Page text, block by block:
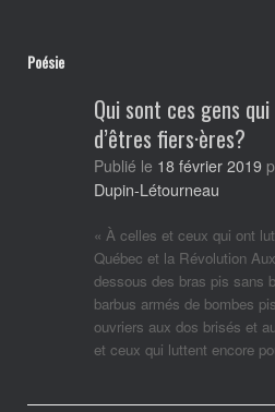
Poésie
Qui sont ces gens
d’êtres fiers·ères?
Publié le 18 février 2019
Dupin-Létourneau
« À celles et ceux qui ont
Québec et la Révolution
dessous des bras pis sans
barbus armés de bombes
ouvriers aux dos brisés et
et ceux qui luttent encore